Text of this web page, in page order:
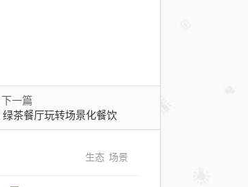
下一篇
茶餐厅玩转场景化餐饮
生态 场景